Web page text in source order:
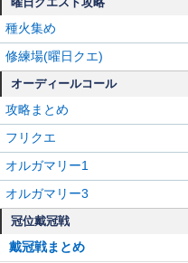
種火集め
修練場(曜日クエ)
オーディールコール
攻略まとめ
フリクエ
オルガマリー1
オルガマリー3
冠位戴冠戦
戴冠戦まとめ